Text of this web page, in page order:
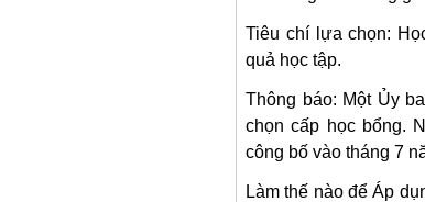
Tiêu chí lựa chọn:
quả học tập.
Thông báo: Một Ủy
chọn cấp học bổng.
công bố vào tháng 7
Làm thế nào để Áp